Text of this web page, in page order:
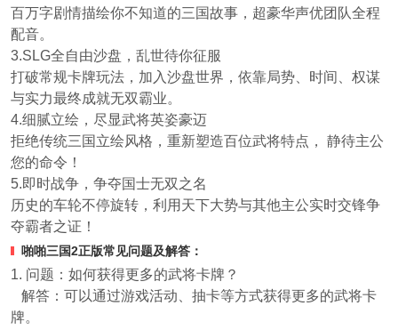
百万字剧情描绘你不知道的三国故事，超豪华声优团队全程
配音。
3.SLG全自由沙盘，乱世待你征服
打破常规卡牌玩法，加入沙盘世界，依靠局势、时间、权谋
与实力最终成就无双霸业。
4.细腻立绘，尽显武将英姿豪迈
拒绝传统三国立绘风格，重新塑造百位武将特点， 静待主公
您的命令！
5.即时战争，争夺国士无双之名
历史的车轮不停旋转，利用天下大势与其他主公实时交锋争
夺霸者之证！
啪啪三国2正版常见问题及解答：
1. 问题：如何获得更多的武将卡牌？
解答：可以通过游戏活动、抽卡等方式获得更多的武将卡
牌。